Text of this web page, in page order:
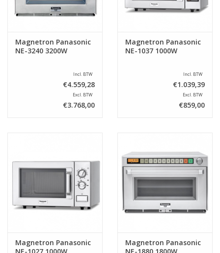
Magnetron Panasonic
NE-3240 3200W
Incl. BTW
€4.559,28
Excl. BTW
€3.768,00
Magnetron Panasonic
NE-1037 1000W
Incl. BTW
€1.039,39
Excl. BTW
€859,00
Magnetron Panasonic
NE-1027 1000W
Magnetron Panasonic
NE-1880 1800W